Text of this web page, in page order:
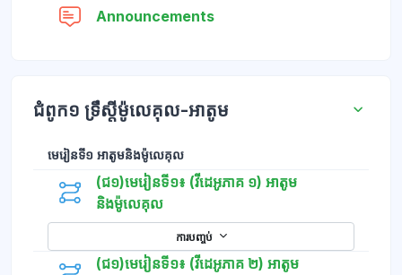
Announcementsវេទិកា
ជំពូក១ ទ្រឹស្តីម៉ូលេគុល-អាតូម
មេរៀនទី១ អាតូមនិងម៉ូលេគុល
(ជ១)មេរៀនទី១៖ (វីដេអូភាគ ១) អាតូម
និងម៉ូលេគុល
ការបញ្ចប់
(ជ១)មេរៀនទី១៖ (វីដេអូភាគ ២) អាតូម